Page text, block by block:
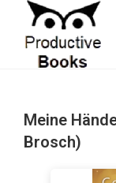
springen
Meine
Brosch)